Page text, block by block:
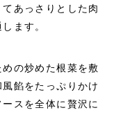
あっさりとした肉
ます。
の炒めた根菜を敷
餡をたっぷりかけ
スを全体に贅沢に